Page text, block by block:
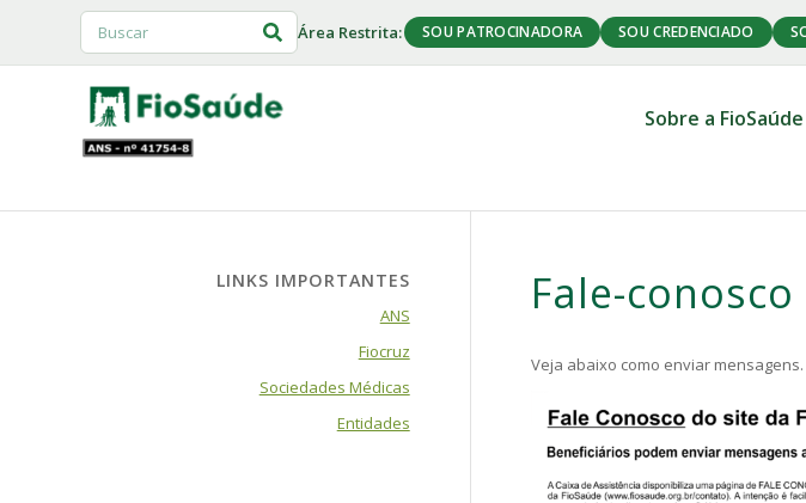
Área Restrita: SOU PATROCINADORA SOU CREDENCIADO
Sobre a FioSaúde
Fale-
Veja abaixo como enviar mensagens.
LINKS IMPORTANTES
ANS
Fiocruz
Sociedades Médicas
Entidades